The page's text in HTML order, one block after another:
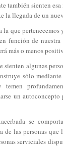
también sienten
la llegada de un
que
función de nuestra
más o menos
algunas
sólo
un
se
las personas que
serviciales